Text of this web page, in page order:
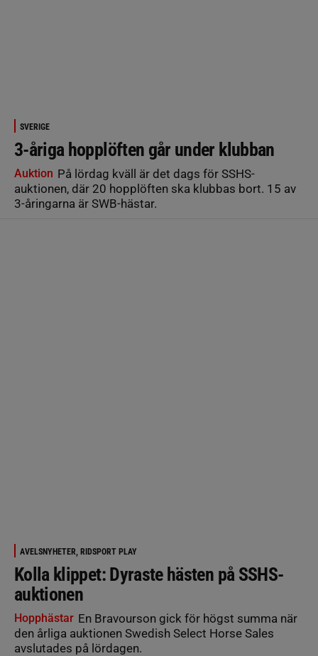
SVERIGE
3-åriga hopplöften går under klubban
Auktion På lördag kväll är det dags för SSHS-
auktionen, där 20 hopplöften ska klubbas bort. 15 av
3-åringarna är SWB-hästar.
AVELSNYHETER, RIDSPORT PLAY
Kolla klippet: Dyraste hästen på SSHS-
auktionen
Hopphästar En Bravourson gick för högst summa när
den årliga auktionen Swedish Select Horse Sales
avslutades på lördagen.